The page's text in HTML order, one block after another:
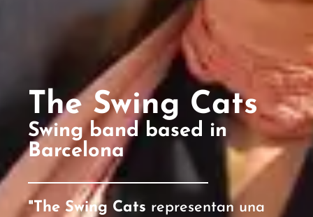
The Swing Cats
Swing band based in
Barcelona
"The Swing Cats representan una